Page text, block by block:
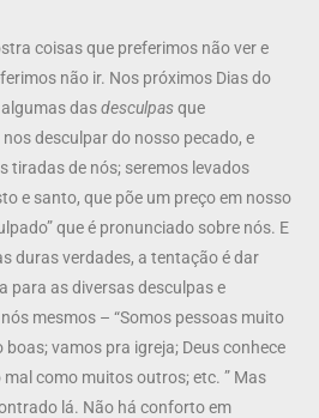
coisas que preferimos não ver e
não ir. Nos próximos Dias do
algumas dasdesculpasque
desculpar do nosso pecado, e
tiradas de nós; seremos levados
e santo, que põe um preço em nosso
que é pronunciado sobre nós. E
duras verdades, a tentação é dar
para as diversas desculpas e
mesmos – “Somos pessoas muito
vamos pra igreja; Deus conhece
como muitos outros; etc. ” Mas
lá. Não há conforto em